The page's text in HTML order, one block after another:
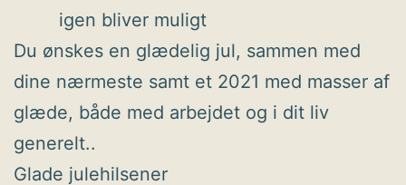
igen bliver muligt
Du ønskes en glædelig jul, sammen med
dine nærmeste samt et 2021 med masser af
glæde, både med arbejdet og i dit liv
generelt..
Glade julehilsener